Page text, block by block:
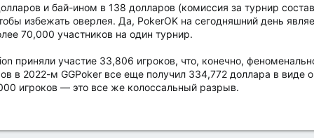
и бай-ином в 138 долларов (комиссия за турнир
избежать оверлея. Да, PokerOK на сегодняшний день
70,000 участников на один турнир.
приняли участие 33,806 игроков, что, конечно,
в 2022-м GGPoker все еще получил 334,772 доллара в виде
игроков — это все же колоссальный разрыв.